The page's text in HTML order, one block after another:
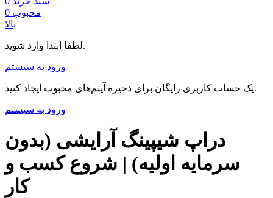
محبوب 0
بالا
لطفا ابتدا وارد شوید.
ورود به سیستم
یک حساب کاربری رایگان برای ذخیره آیتم‌های محبوب ایجاد کنید.
ورود به سیستم
دراپ شیپینگ آرایشی (بدون
سرمایه اولیه) | شروع کسب و
کار